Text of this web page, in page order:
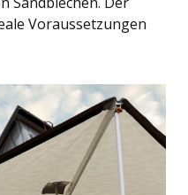
Voraussetzungen